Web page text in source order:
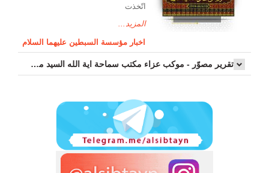
اتّخذت
المزيد...
اخبار مؤسسة السبطين عليهما السلام
تقرير مصوّر - موكب عزاء مکتب سماحة اية الله السيد مرتضى الموسوي الاصفهاني في يوم إستشهاد السيدة فاطم...